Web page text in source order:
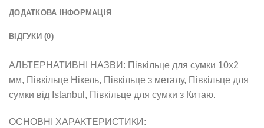
ДОДАТКОВА ІНФОРМАЦІЯ
ВІДГУКИ (0)
АЛЬТЕРНАТИВНІ НАЗВИ: Півкільце для сумки 10х2
мм, Півкільце Нікель, Півкільце з металу, Півкільце для
сумки від Istanbul, Півкільце для сумки з Китаю.
ОСНОВНІ ХАРАКТЕРИСТИКИ: